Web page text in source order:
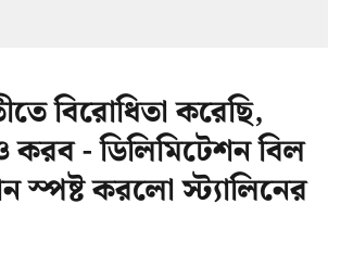
বিরোধিতা করেছি,
- ডিলিমিটেশন বিল
স্পষ্ট করলো স্ট্যালিনের